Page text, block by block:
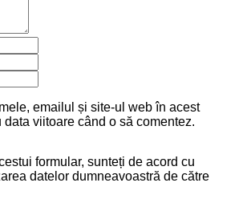
emailul și site-ul web în acest
data viitoare când o să comentez.
formular, sunteți de acord cu
datelor dumneavoastră de către